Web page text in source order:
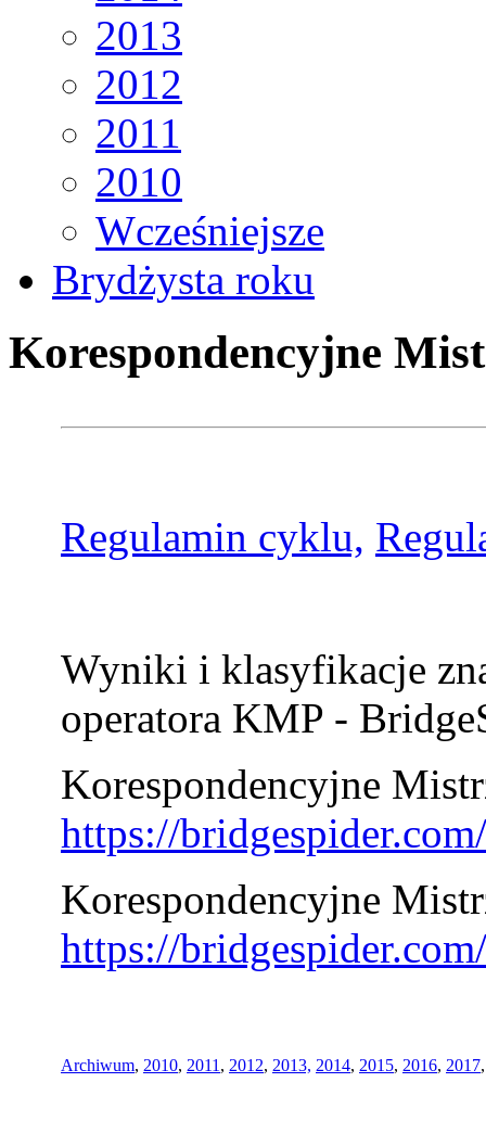
2013
2012
2011
2010
Wcześniejsze
Brydżysta roku
Korespondencyjne
Regulamin cyklu,
Wyniki i klasyfikacje
operatora KMP -
Korespondencyjne
https://
Korespondencyjne
https://
Archiwum, 2010, 2011 , 2012, 2013, 2014, 2015, 2016, 2017